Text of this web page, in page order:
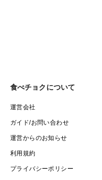
食べチョクについて
運営会社
ガイド/お問い合わせ
運営からのお知らせ
利用規約
プライバシーポリシー